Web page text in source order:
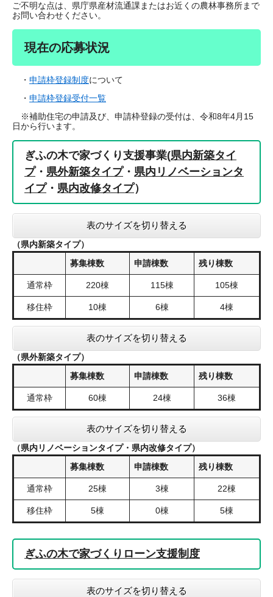
ご不明な点は、県庁県産材流通課またはお近くの農林事務所まで
お問い合わせください。
現在の応募状況
・ 申請枠登録制度について
・ 申請枠登録受付一覧
※補助住宅の申請及び、申請枠登録の受付は、令和8年4月15
日から行います。
ぎふの木で家づくり支援事業(県内新築タイ
プ・ 県外新築タイプ・ 県内リノベーションタ
イプ・ 県内改修タイプ）
表のサイズを切り替える
（県内新築タイプ）
募集棟数
申請棟数 残り棟数
通常枠 220棟 115棟 105棟
移住枠 10棟 6棟 4棟
表のサイズを切り替える
（県外新築タイプ）
募集棟数
申請棟数 残り棟数
通常枠 60棟 24棟 36棟
表のサイズを切り替える
（県内リノベーションタイプ・県内改修タイプ）
募集棟数
申請棟数 残り棟数
通常枠 25棟 3棟 22棟
移住枠 5棟 0棟 5棟
ぎふの木で家づくりローン支援制度
表のサイズを切り替える